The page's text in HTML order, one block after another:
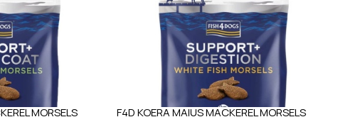
MORSELS F4D KOERA MAIUS MACKEREL MORSELS